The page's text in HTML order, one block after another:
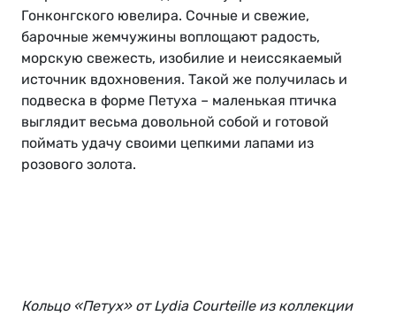
Гонконгского ювелира. Сочные и свежие,
барочные жемчужины воплощают радость,
морскую свежесть, изобилие и неиссякаемый
источник вдохновения. Такой же получилась и
подвеска в форме Петуха – маленькая птичка
выглядит весьма довольной собой и готовой
поймать удачу своими цепкими лапами из
розового золота.
Кольцо «Петух» от Lydia Courteille из коллекции